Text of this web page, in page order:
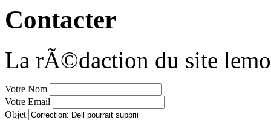
Contacter
La rÃ©daction du site
Votre Nom
Votre Email
Objet